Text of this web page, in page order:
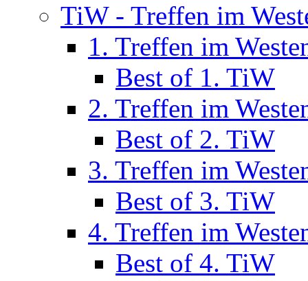
TiW - Treffen im
1. Treffen im
Best of 1. TiW
2. Treffen im
Best of 2. TiW
3. Treffen im
Best of 3. TiW
4. Treffen im
Best of 4. TiW